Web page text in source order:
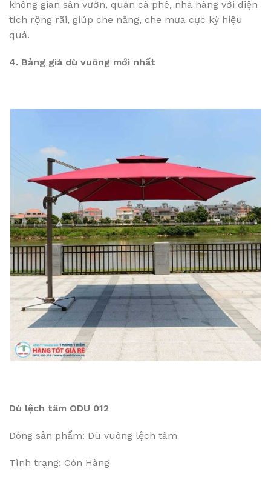
không gian sân vườn, quán cà phê, nhà hàng với diện
tích rộng rãi, giúp che nắng, che mưa cực kỳ hiệu
quả.
4. Bảng giá dù vuông mới nhất
Dù lệch tâm ODU 012
Dòng sản phẩm: Dù vuông lệch tâm
Tình trạng: Còn Hàng